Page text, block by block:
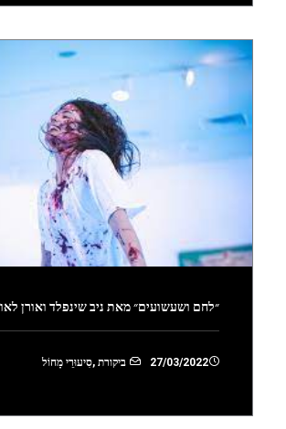
״לחם ושעשועים״ מאת ניב שינפלד ואורן
27/03/2022 ביקורת ,סִיעוּרֵי מָחוֹל